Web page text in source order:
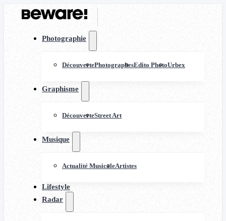
Photographie
DécouvertePhotographesEdito PhotoUrbex
Graphisme
DécouverteStreet Art
Musique
Actualité MusicaleArtistes
Lifestyle
Radar